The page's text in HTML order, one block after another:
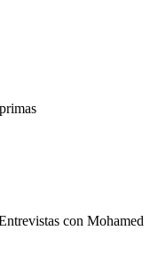
con Mohamed